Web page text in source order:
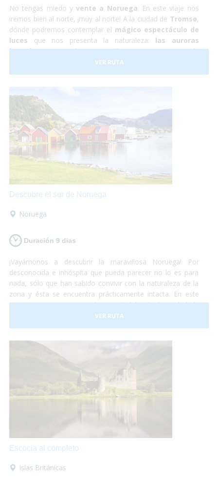
No tengas miedo y vente a Noruega. En este viaje nos
iremos bien al norte, ¡muy al norte! A la ciudad de Tromsø,
dónde podremos contemplar el mágico espectáculo de
luces que nos presenta la naturaleza: las auroras
boreales.Durante los cuatro días que estaremos en la
ciudad también podremos hacer una excursión a un
campamento de renos Sami, conocer la ciudad y hacer un
zona.
VER RUTA
Descubre el sur de Noruega
Noruega
Duración 9 dias
¡Vayámonos a descubrir la maravillosa Noruega! Por
desconocida e inhóspita que pueda parecer no lo es para
nada, sólo que han sabido convivir con la naturaleza de la
zona y ésta se encuentra prácticamente intacta. En este
viaje comenzaremos por la capital del país, la ciudad de
Oslo. Al terminar de conocer la capital nos iremos en tren
hacia Bergen. Éste recorrido es uno de los más hermosos
con unas vistas privilegiadas también. ¡Te sorprenderá!
VER RUTA
Escocia al completo
Islas Británicas